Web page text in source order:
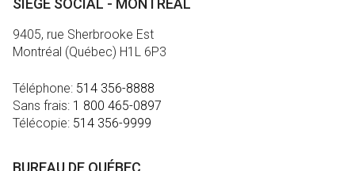
SIÈGE SOCIAL - MONTRÉAL
9405, rue Sherbrooke Est
Montréal (Québec) H1L 6P3
Téléphone: 514 356-8888
Sans frais: 1 800 465-0897
Télécopie: 514 356-9999
BUREAU DE QUÉBEC